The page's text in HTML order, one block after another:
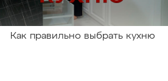
Как правильно выбрать кухню